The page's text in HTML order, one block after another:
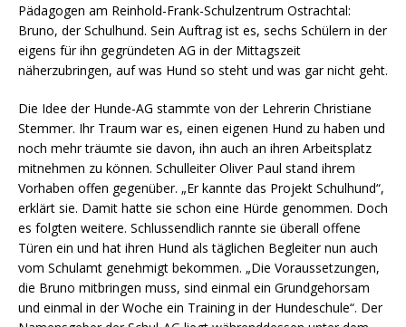
Pädagogen am Reinhold-Frank-Schulzentrum Ostrachtal:
Bruno, der Schulhund. Sein Auftrag ist es, sechs Schülern in der
eigens für ihn gegründeten AG in der Mittagszeit
näherzubringen, auf was Hund so steht und was gar nicht geht.
Die Idee der Hunde-AG stammte von der Lehrerin Christiane
Stemmer. Ihr Traum war es, einen eigenen Hund zu haben und
noch mehr träumte sie davon, ihn auch an ihren Arbeitsplatz
mitnehmen zu können. Schulleiter Oliver Paul stand ihrem
Vorhaben offen gegenüber. „Er kannte das Projekt Schulhund“,
erklärt sie. Damit hatte sie schon eine Hürde genommen. Doch
es folgten weitere. Schlussendlich rannte sie überall offene
Türen ein und hat ihren Hund als täglichen Begleiter nun auch
vom Schulamt genehmigt bekommen. „Die Voraussetzungen,
die Bruno mitbringen muss, sind einmal ein Grundgehorsam
und einmal in der Woche ein Training in der Hundeschule“. Der